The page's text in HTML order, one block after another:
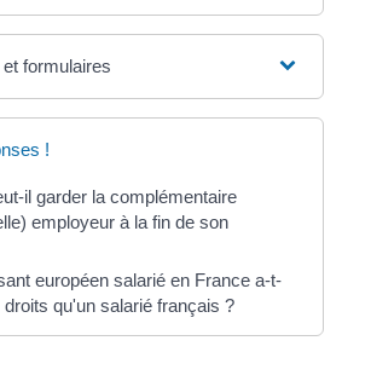
formulaires
!
il garder la complémentaire
employeur à la fin de son
européen salarié en France a-t-
qu'un salarié français ?